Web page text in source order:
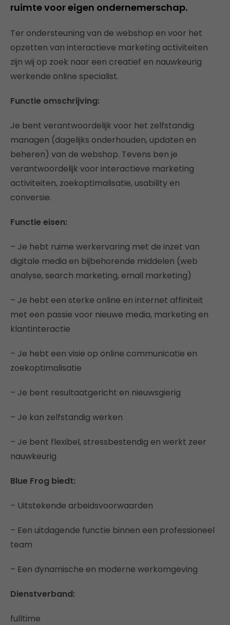
ruimte voor eigen ondernemerschap.
Ter ondersteuning van de webshop en voor het
opzetten van interactieve marketing activiteiten
zijn wij op zoek naar een creatief en nauwkeurig
werkende online specialist.
Functie omschrijving:
Je bent verantwoordelijk voor het zelfstandig
managen (dagelijks onderhouden, updaten en
beheren) van de webshop. Tevens ben je
verantwoordelijk voor interactieve marketing
activiteiten, zoekoptimalisatie, usability en
conversie.
Functie eisen:
– Je hebt ruime werkervaring met de inzet van
digitale media en bijbehorende middelen (web
analyse, search marketing, email marketing)
– Je hebt een sterke online en internet affiniteit
met een passie voor nieuwe media, marketing en
klantinteractie
– Je hebt een visie op online communicatie en
zoekoptimalisatie
– Je bent resultaatgericht en nieuwsgierig
– Je kan zelfstandig werken
– Je bent flexibel, stressbestendig en werkt zeer
nauwkeurig
Blue Frog biedt:
– Uitstekende arbeidsvoorwaarden
– Een uitdagende functie binnen een professioneel
team
– Een dynamische en moderne werkomgeving
Dienstverband:
fulltime